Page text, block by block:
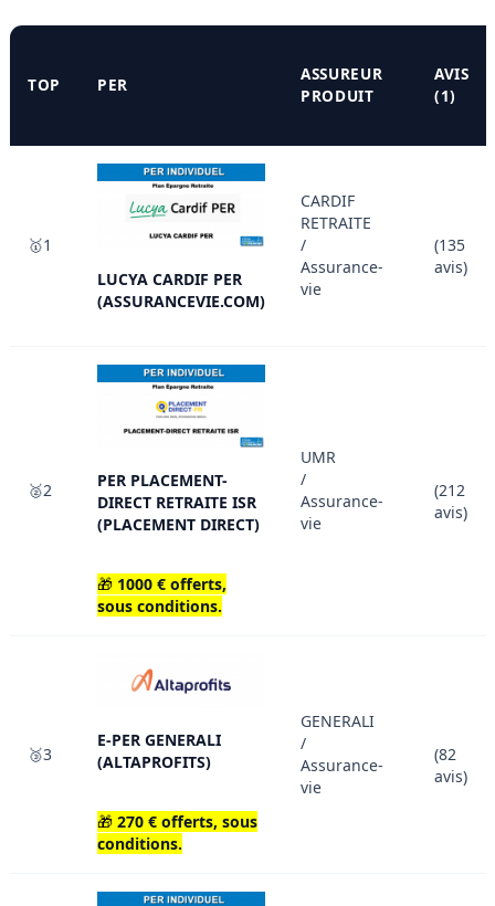
TOP PER
ASSUREUR
PRODUIT
AVIS
(1)
🥇1
LUCYA CARDIF PER
(ASSURANCEVIE.COM)
CARDIF
RETRAITE
/
Assurance-
vie
(135
avis)
🥈2
PER PLACEMENT-
DIRECT RETRAITE ISR
(PLACEMENT DIRECT)
🎁 1000 € offerts,
sous conditions.
UMR
/
Assurance-
vie
(212
avis)
🥉3
E-PER GENERALI
(ALTAPROFITS)
🎁 270 € offerts, sous
conditions.
GENERALI
/
Assurance-
vie
(82
avis)